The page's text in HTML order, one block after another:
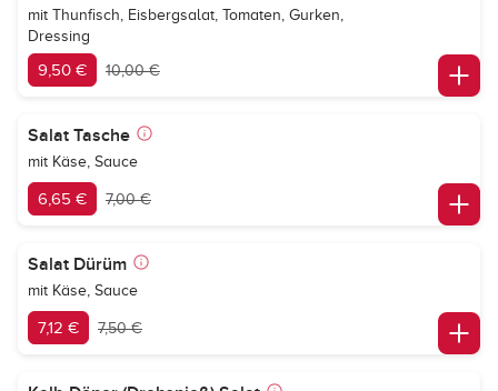
mit Thunfisch, Eisbergsalat, Tomaten, Gurken,
Dressing
9,50 € 10,00 €
Salat Tasche
mit Käse, Sauce
6,65 € 7,00 €
Salat Dürüm
mit Käse, Sauce
7,12 € 7,50 €